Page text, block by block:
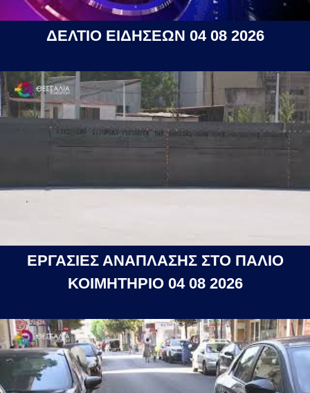
ΔΕΛΤΙΟ ΕΙΔΗΣΕΩΝ 04 08 2026
ΕΡΓΑΣΙΕΣ ΑΝΑΠΛΑΣΗΣ ΣΤΟ ΠΑΛΙΟ
ΚΟΙΜΗΤΗΡΙΟ 04 08 2026